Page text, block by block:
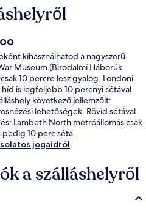
kihasználhatod a nagyszerű
Museum (Birodalmi Háborúk
10 percre lesz gyalog. Londoni
is legfeljebb 10 percnyi sétával
következő jellemzőit:
lehetőségek. Rövid sétával
Lambeth North metróállomás csak
10 perc séta.
jogaidról
a szálláshelyről